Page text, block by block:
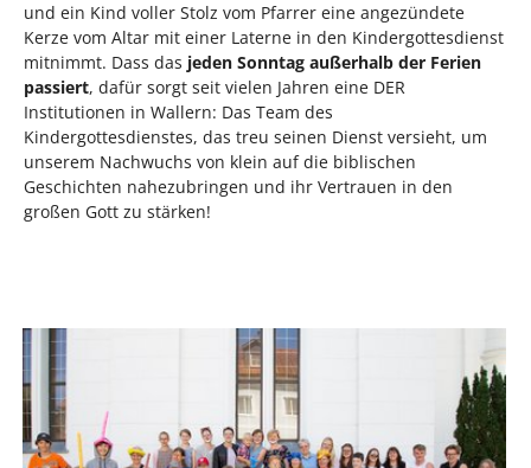
und ein Kind voller Stolz vom Pfarrer eine angezündete
Kerze vom Altar mit einer Laterne in den Kindergottesdienst
mitnimmt. Dass das jeden Sonntag außerhalb der Ferien
passiert, dafür sorgt seit vielen Jahren eine DER
Institutionen in Wallern: Das Team des
Kindergottesdienstes, das treu seinen Dienst versieht, um
unserem Nachwuchs von klein auf die biblischen
Geschichten nahezubringen und ihr Vertrauen in den
großen Gott zu stärken!